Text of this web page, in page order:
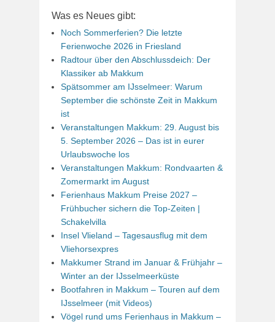
Was es Neues gibt:
Noch Sommerferien? Die letzte
Ferienwoche 2026 in Friesland
Radtour über den Abschlussdeich: Der
Klassiker ab Makkum
Spätsommer am IJsselmeer: Warum
September die schönste Zeit in Makkum
ist
Veranstaltungen Makkum: 29. August bis
5. September 2026 – Das ist in eurer
Urlaubswoche los
Veranstaltungen Makkum: Rondvaarten &
Zomermarkt im August
Ferienhaus Makkum Preise 2027 –
Frühbucher sichern die Top-Zeiten |
Schakelvilla
Insel Vlieland – Tagesausflug mit dem
Vliehorsexpres
Makkumer Strand im Januar & Frühjahr –
Winter an der IJsselmeerküste
Bootfahren in Makkum – Touren auf dem
IJsselmeer (mit Videos)
Vögel rund ums Ferienhaus in Makkum –